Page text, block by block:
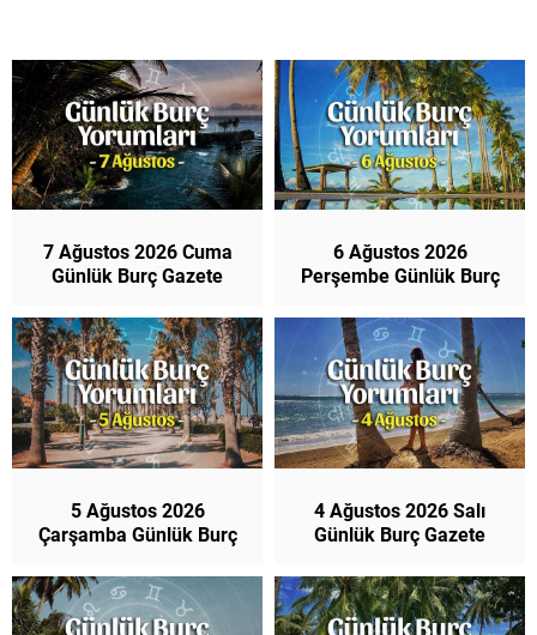
7 Ağustos 2026 Cuma
Günlük Burç Gazete
6 Ağustos 2026
Perşembe Günlük Burç
5 Ağustos 2026
Çarşamba Günlük Burç
4 Ağustos 2026 Salı
Günlük Burç Gazete